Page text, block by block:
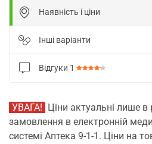
Наявність і ціни
Інші варіанти
Відгуки 1
УВАГА! Ціни актуальні лише
замовлення в електронній
системі Аптека 9-1-1. Ціни на